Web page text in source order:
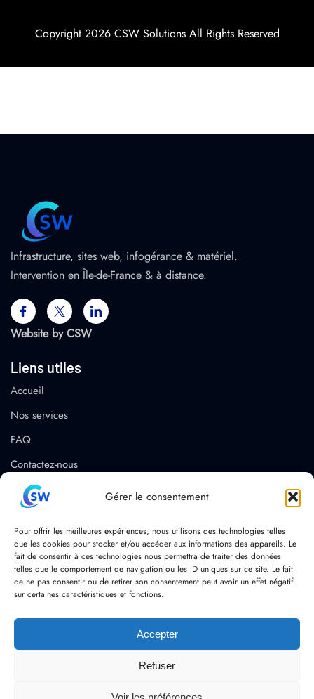
Gérer le consentement
Pour offrir les meilleures expériences, nous utilisons des technologies telles
que les cookies pour stocker et/ou accéder aux informations des appareils. Le
fait de consentir à ces technologies nous permettra de traiter des données
telles que le comportement de navigation ou les ID uniques sur ce site. Le fait
de ne pas consentir ou de retirer son consentement peut avoir un effet négatif
sur certaines caractéristiques et fonctions.
Accepter
Refuser
Copyright 2026 CSW Solutions All Rights Reserved
Infrastructure, sites web, infogérance & matériel.
Intervention en Île-de-France & à distance.
Website by CSW
Liens utiles
Accueil
Nos services
FAQ
Contactez-nous
Conditions générales d’utilisation (CGU)
Mentions légales
Contact
+33 7 66 77 39 78